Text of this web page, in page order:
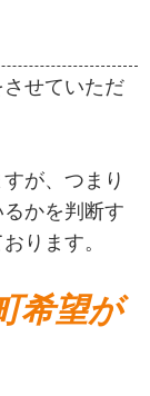
せていただ
が、つまり
かを判断す
ります。
希望が